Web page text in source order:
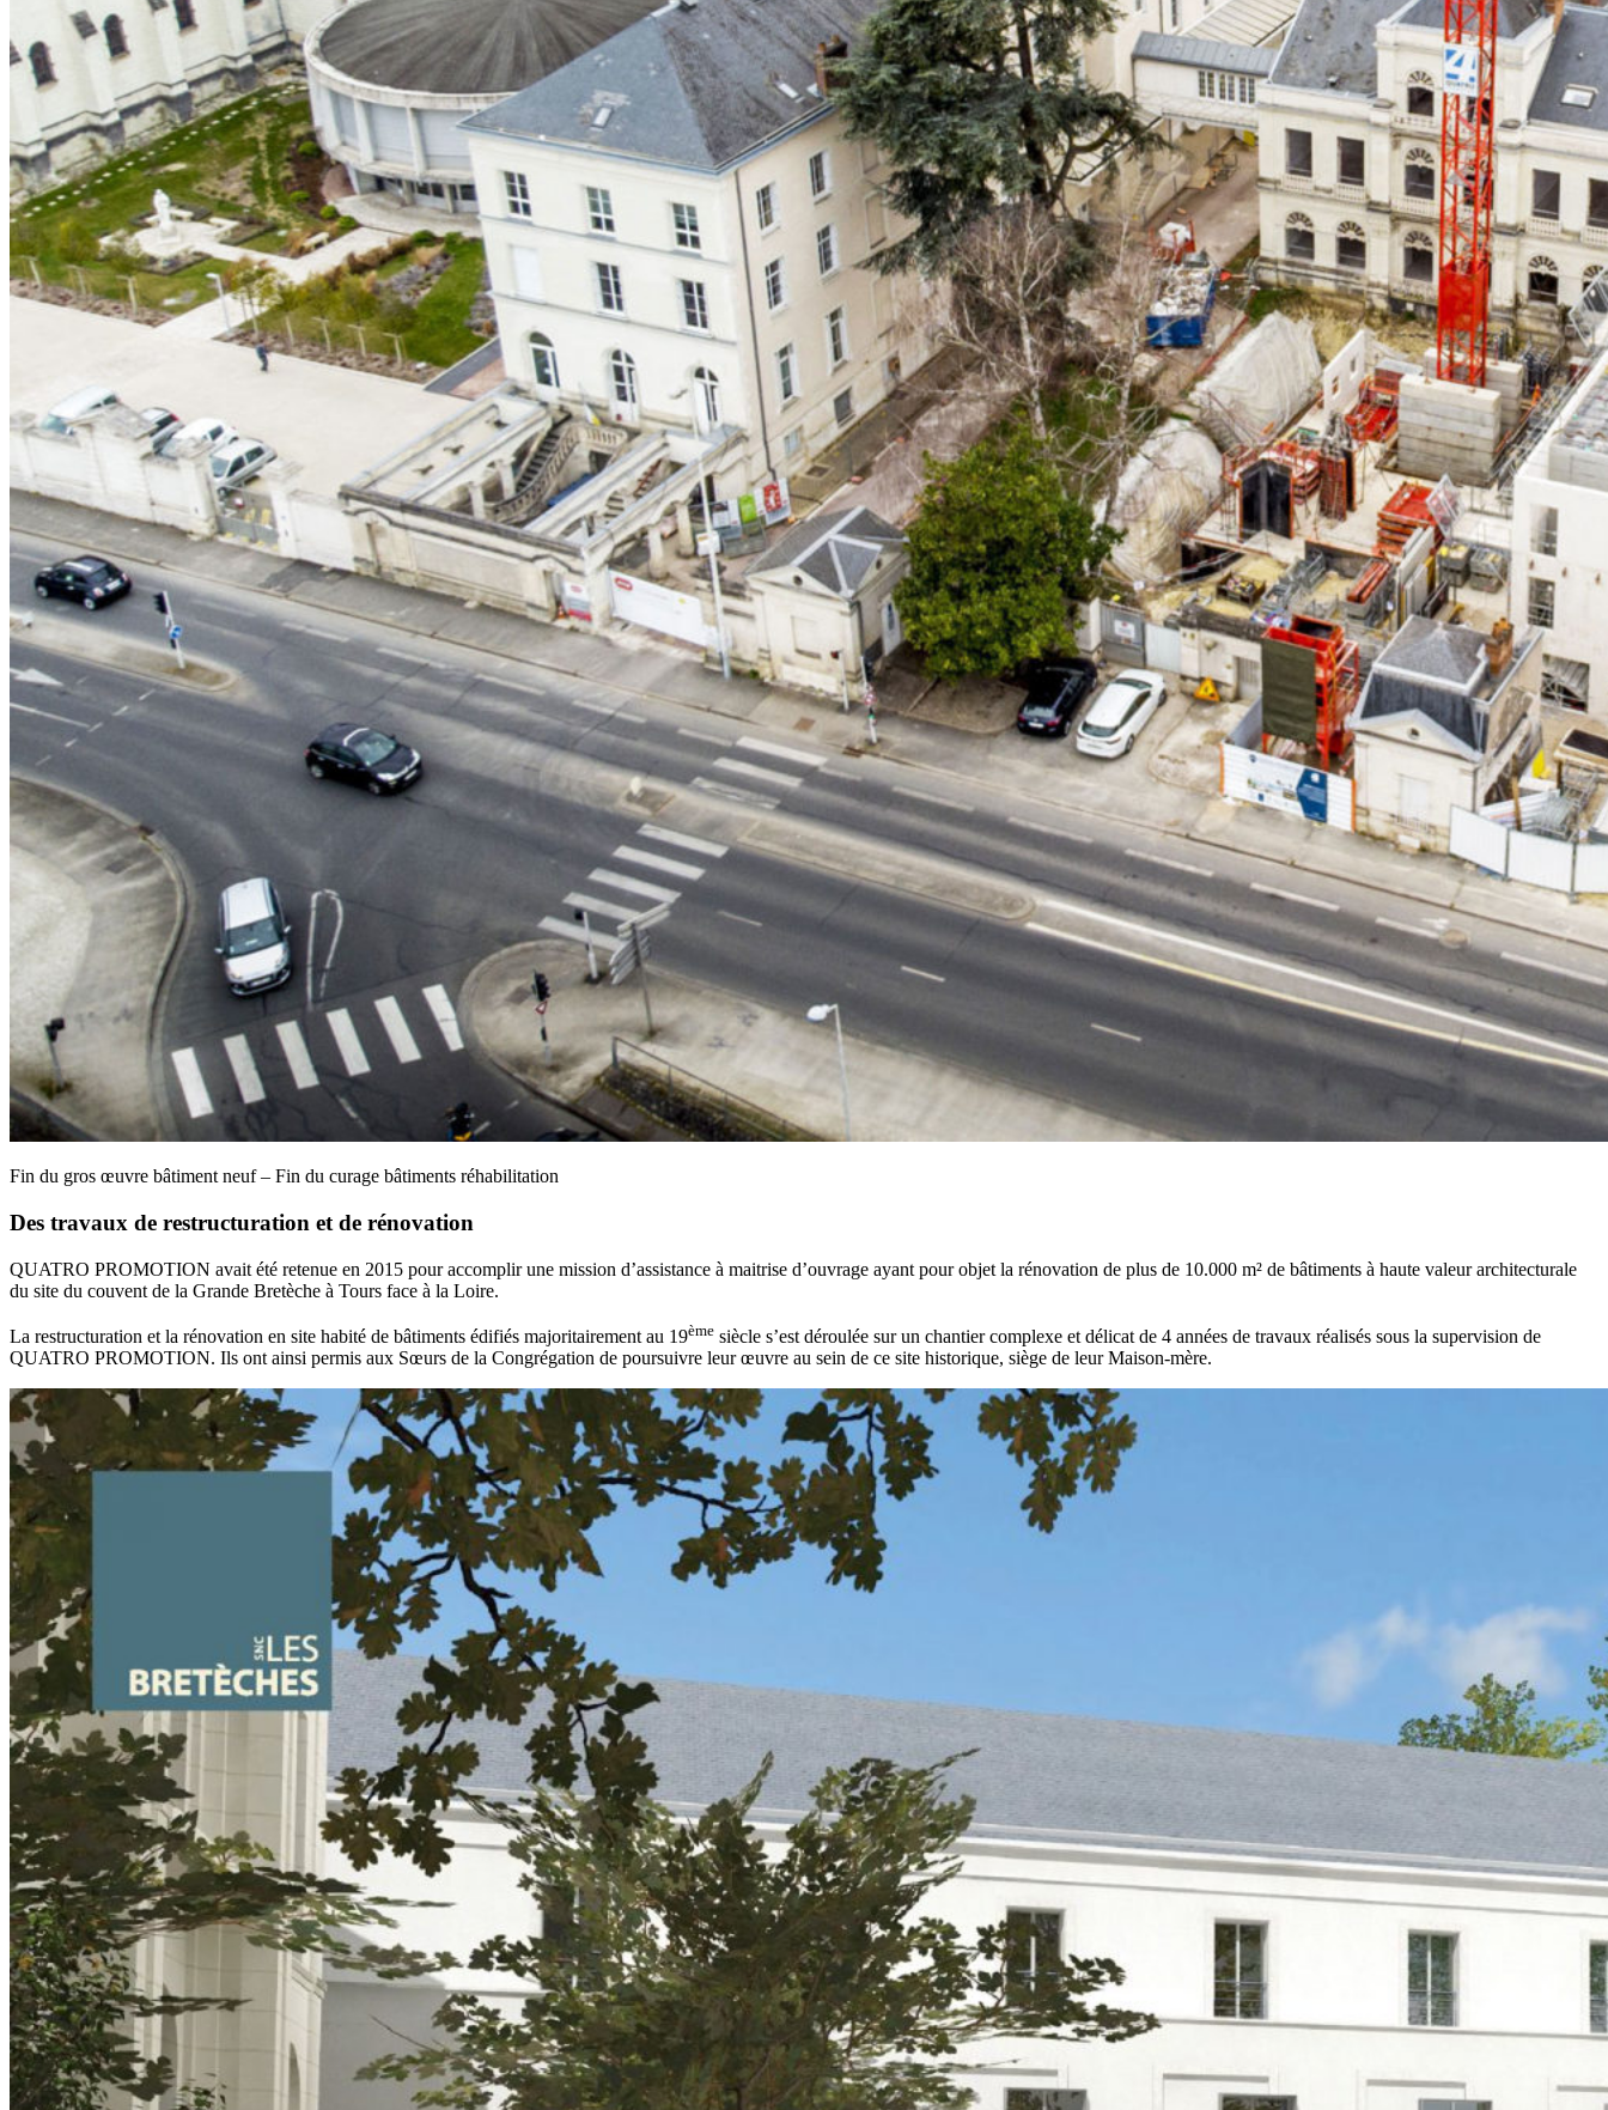
Fin du gros œuvre bâtiment neuf – Fin du curage bâtiments réhabilitation
Des travaux de restructuration et de rénovation
QUATRO PROMOTION avait été retenue en 2015 pour accomplir une mission d’assistance à maitrise d’ouvrage ayant pour objet la rénovation de plus de 10.000 m² de bâtiments à haute valeur architecturale
du site du couvent de la Grande Bretèche à Tours face à la Loire.
La restructuration et la rénovation en site habité de bâtiments édifiés majoritairement au 19ème siècle s’est déroulée sur un chantier complexe et délicat de 4 années de travaux réalisés sous la supervision de
QUATRO PROMOTION. Ils ont ainsi permis aux Sœurs de la Congrégation de poursuivre leur œuvre au sein de ce site historique, siège de leur Maison-mère.